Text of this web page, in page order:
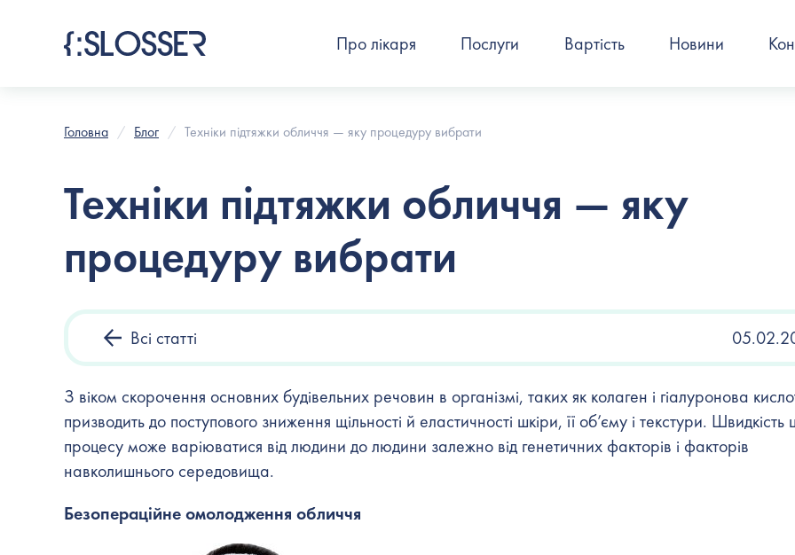
Про лікаря Послуги Вартість Новини
Головна Блог Техніки підтяжки обличчя — яку процедуру вибрати
Техніки підтяжки обличчя — яку
процедуру вибрати
Всі статті
З віком скорочення основних будівельних речовин в організмі, таких як колаген і гіалуронова
призводить до поступового зниження щільності й еластичності шкіри, її об’єму і текстури. Швидкість
процесу може варіюватися від людини до людини залежно від генетичних факторів і факторів
навколишнього середовища.
Безопераційне омолодження обличчя